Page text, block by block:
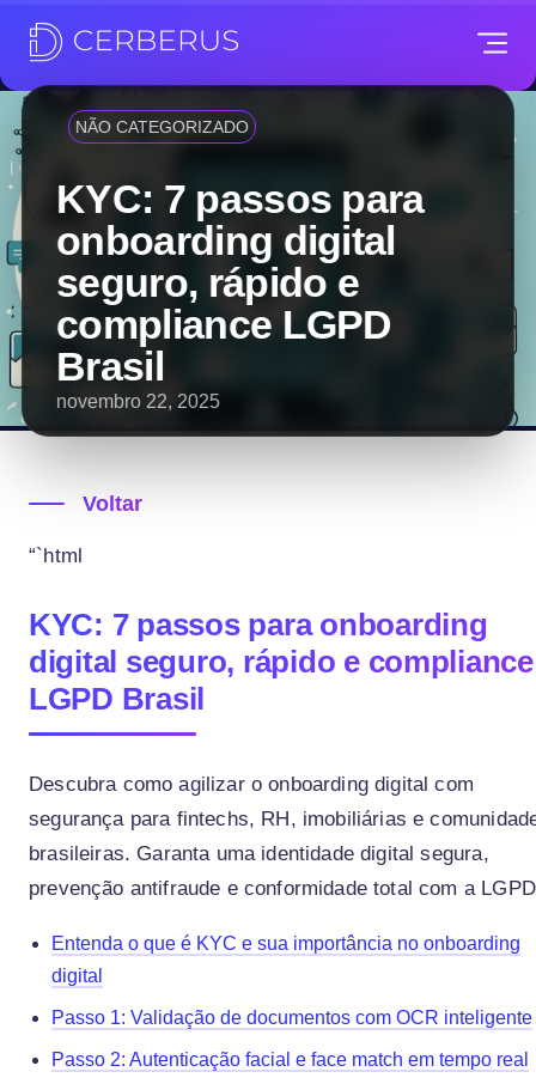
NÃO CATEGORIZADO
KYC: 7 passos para
onboarding digital
seguro, rápido e
compliance LGPD
Brasil
novembro 22, 2025
Voltar
“`html
KYC: 7 passos para onboarding
digital seguro, rápido e compliance
LGPD Brasil
Descubra como agilizar o onboarding digital com
segurança para fintechs, RH, imobiliárias e
brasileiras. Garanta uma identidade digital segura,
prevenção antifraude e conformidade total com a
Entenda o que é KYC e sua importância no onboarding
digital
Passo 1: Validação de documentos com OCR inteligente
Passo 2: Autenticação facial e face match em tempo real